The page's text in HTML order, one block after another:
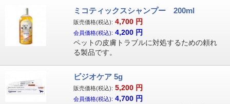
ミコティックスシャンプー 200ml
販売価格(税込): 4,700 円
会員価格(税込): 4,200 円
ペットの皮膚トラブルに対処するための頼れ
る製品です。
ビジオケア 5g
販売価格(税込): 5,200 円
会員価格(税込): 4,700 円